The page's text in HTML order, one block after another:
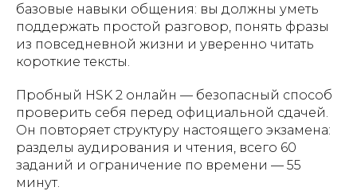
базовые навыки общения: вы должны уметь
поддержать простой разговор, понять фразы
из повседневной жизни и уверенно читать
короткие тексты.
Пробный HSK 2 онлайн — безопасный способ
проверить себя перед официальной сдачей.
Он повторяет структуру настоящего экзамена:
разделы аудирования и чтения, всего 60
заданий и ограничение по времени — 55
минут.